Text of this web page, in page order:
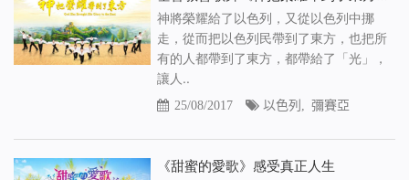
神將榮耀給了以色列，又從以色列中挪
走，從而把以色列民帶到了東方，也把所
有的人都帶到了東方，都帶給了「光」，
讓人..
25/08/2017 以色列 彌賽亞
《甜蜜的愛歌》感受真正人生